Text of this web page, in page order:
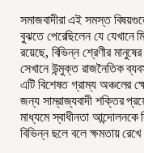
সমাজবাদীরা এই সমস্ত
বুঝতে পেরেছিলেন যে যেখানে
রয়েছে, বিভিন্ন শ্রেণীর
সেখানে উন্মুক্ত রাজনৈতিক
এটি বিশেষত গ্রাম্য অঞ্চলের
জন্য সাম্রাজ্যবাদী শক্তির
মাধ্যমে স্বাধীনতা
বিভিন্ন ছলে বলে ক্ষমতায়